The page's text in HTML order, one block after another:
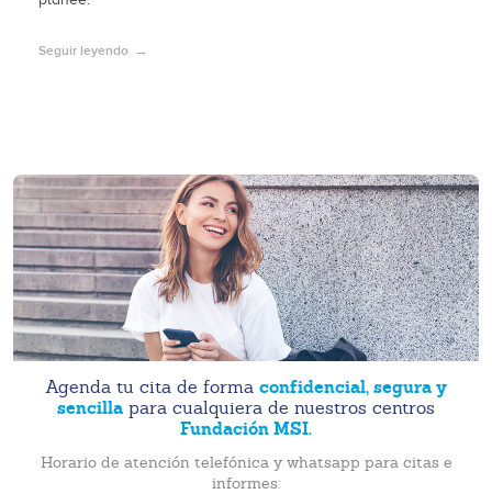
Seguir leyendo
Agenda tu cita de forma confidencial, segura y
sencilla para cualquiera de nuestros centros
Fundación MSI.
Horario de atención telefónica y whatsapp para citas e
informes: